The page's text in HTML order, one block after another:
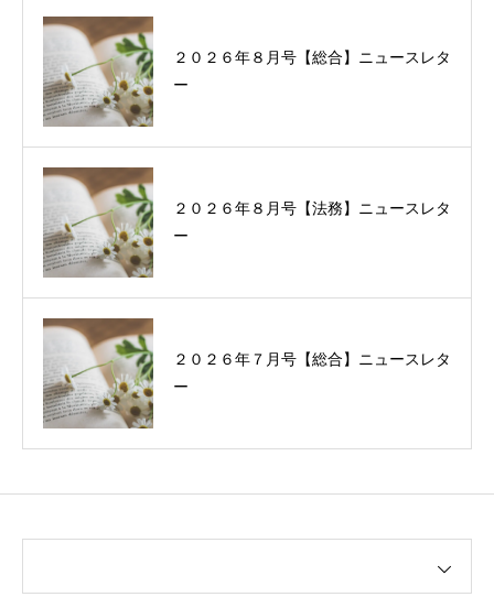
２０２６年８月号【総合】ニュースレタ
ー
２０２６年８月号【法務】ニュースレタ
ー
２０２６年７月号【総合】ニュースレタ
ー
過去に配信したニュースレターの一覧